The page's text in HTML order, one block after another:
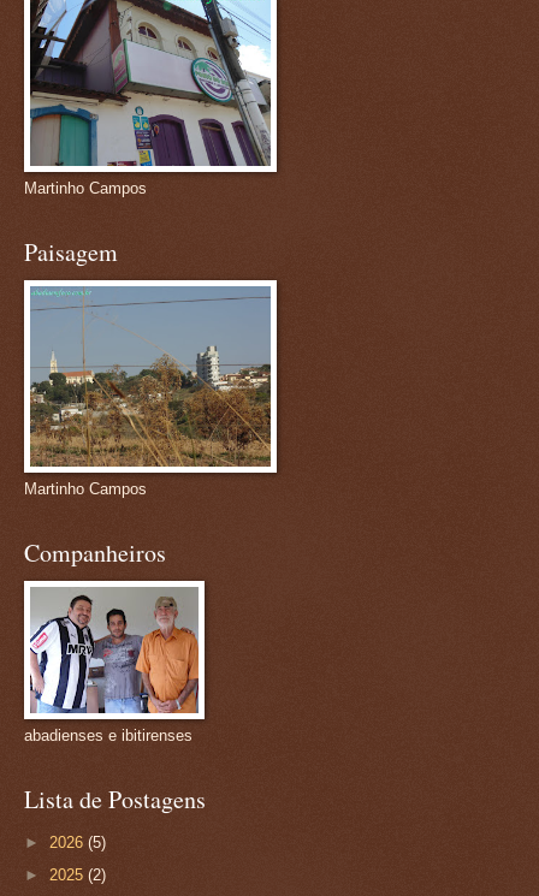
Martinho Campos
Paisagem
Martinho Campos
Companheiros
abadienses e ibitirenses
Lista de Postagens
► 2026 (5)
► 2025 (2)